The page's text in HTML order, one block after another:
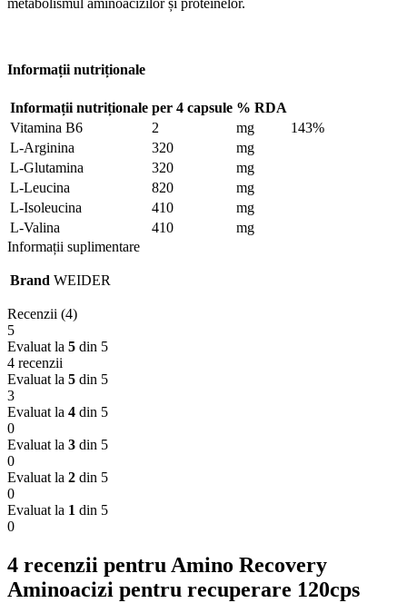
Informații nutriționale
Informații nutriționale per 4 capsule % RDA
Vitamina B6
2 mg
143%
L-Arginina
320
mg
L-Glutamina
320
mg
L-Leucina
820
mg
L-Isoleucina
410
mg
L-Valina
410
mg
Informații suplimentare
Brand WEIDER
Recenzii (4)
5
Evaluat la 5 din 5
4 recenzii
Evaluat la 5 din 5
3
Evaluat la 4 din 5
0
Evaluat la 3 din 5
0
Evaluat la 2 din 5
0
Evaluat la 1 din 5
0
4 recenzii pentruAmino Recovery
Aminoacizi pentru recuperare 120cps